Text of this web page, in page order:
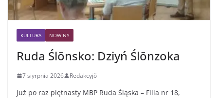
KULTURA NOWINY
Ruda Ślōnsko: Dziyń Ślōnzoka
7 siyrpnia 2026 Redakcyjŏ
Już po raz piętnasty MBP Ruda Śląska – Filia nr 18,